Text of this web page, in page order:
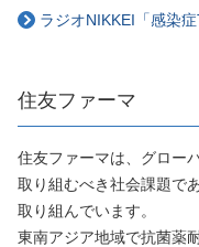
ラジオNIKKEI「感染症
住友ファーマ
住友ファーマは、グロー
取り組むべき社会課題で
取り組んでいます。
東南アジア地域で抗菌薬